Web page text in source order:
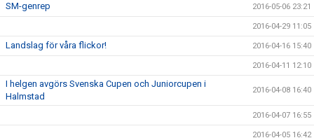
SM-genrep 2016-05-06 23:21
2016-04-29 11:05
Landslag för våra flickor! 2016-04-16 15:40
2016-04-11 12:10
I helgen avgörs Svenska Cupen och Juniorcupen i
Halmstad
2016-04-08 16:40
2016-04-07 16:55
2016-04-05 16:42